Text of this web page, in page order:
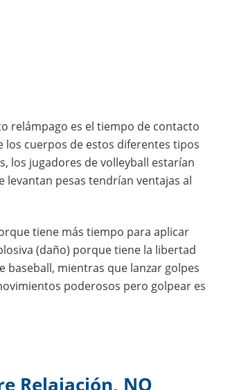
relámpago es el tiempo de contacto
los cuerpos de estos diferentes tipos
los jugadores de volleyball estarían
levantan pesas tendrían ventajas al
tiene más tiempo para aplicar
(daño) porque tiene la libertad
baseball, mientras que lanzar golpes
poderosos pero golpear es
Relajación, NO